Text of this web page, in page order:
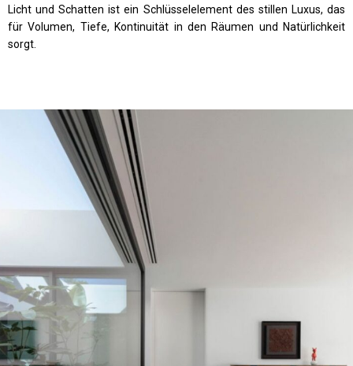
Licht und Schatten ist ein Schlüsselelement des stillen Luxus, das
für Volumen, Tiefe, Kontinuität in den Räumen und Natürlichkeit
sorgt.